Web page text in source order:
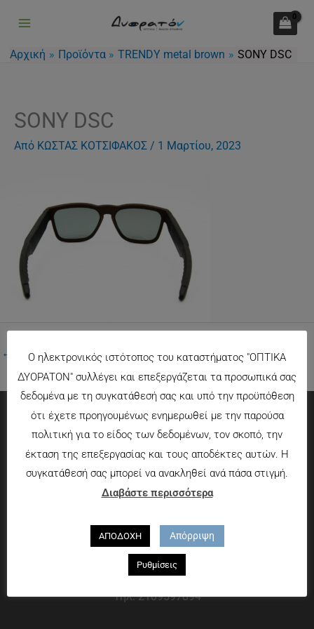
περιεχόμενο
Αρχική Προϊόντα TRENDY metal brown SONY DSC
SONY DSC
Από ΚΩΣΤΑΣ ΚΟΤΣΙΦΑΚΟΣ / 1 Μαρτίου, 2023
← Προηγούμενο Πολυμέσα
Πληροφορίες
Τρόποι πληρωμής
Τρόποι αποστολής
Που θα μας βρείτε
Χαροκόπου 13-15, Αθήνα 176 72
Τηλ. 2109597894
Ο ηλεκτρονικός ιστότοπος του καταστήματος "ΟΠΤΙΚΑ
ΔΥΟΡΑΤΟΝ" συλλέγει και επεξεργάζεται τα προσωπικά σας
δεδομένα με τη συγκατάθεσή σας και υπό την προϋπόθεση
ότι έχετε προηγουμένως ενημερωθεί με την παρούσα
πολιτική για το είδος των δεδομένων, τον σκοπό, την
έκταση της επεξεργασίας και τους αποδέκτες αυτών. Η
συγκατάθεσή σας μπορεί να ανακληθεί ανά πάσα στιγμή.
Διαβάστε περισσότερα
ΑΠΟΔΟΧΗ Απόρριψη
Ρυθμίσεις